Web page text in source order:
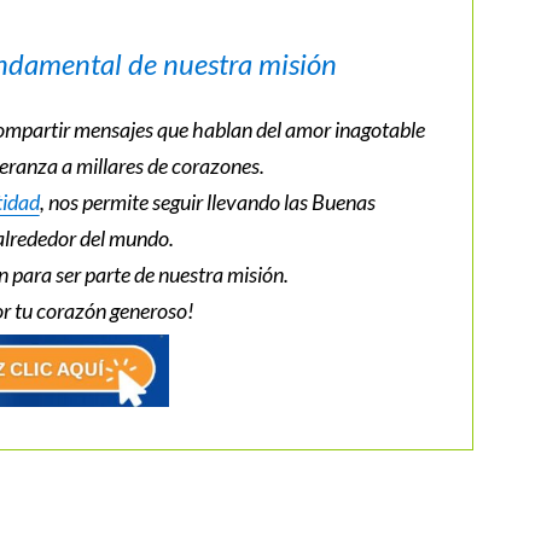
de nuestra misión
mensajes que hablan del amor inagotable
a millares de corazones.
, nos permite seguir llevando las Buenas
del mundo.
ser parte de nuestra misión.
tu corazón generoso!